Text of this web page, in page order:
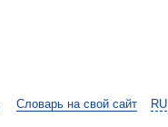
RU
Словарь на свой сайт